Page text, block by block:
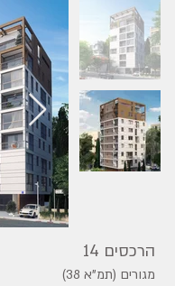
הרכסים 14
מגורים (תמ"א 38)